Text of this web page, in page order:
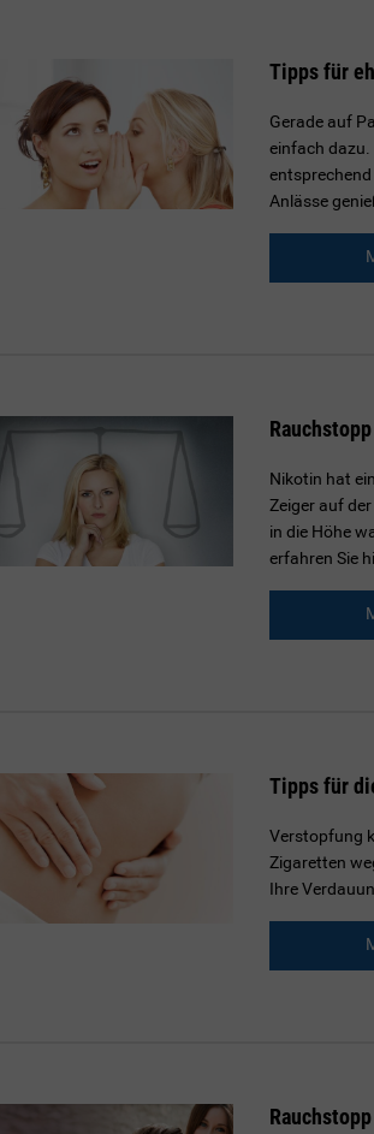
Tipps für
Gerade auf
einfach dazu.
entsprechend
Anlässe
Nikotin hat
Zeiger auf
in die Höhe
erfahren Sie
Tipps für
Verstopfung
Zigaretten
Ihre